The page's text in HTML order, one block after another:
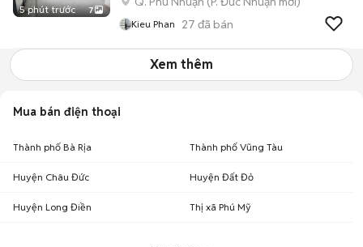
5 phút trước 7
Kieu Phan 27 đã bán
Xem thêm
Mua bán điện thoại
Thành phố Bà Rịa Thành phố Vũng Tàu
Huyện Châu Đức Huyện Đất Đỏ
Huyện Long Điền Thị xã Phú Mỹ